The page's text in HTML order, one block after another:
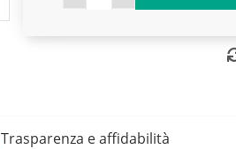
Trasparenza e affidabilità